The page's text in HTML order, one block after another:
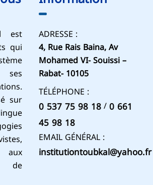
est
qui
ses
sur
de
ADRESSE :
4, Rue Rais Baina, Av
Mohamed VI- Souissi –
Rabat- 10105
TÉLÉPHONE :
0 537 75 98 18/0 661
45 98 18
EMAIL GÉNÉRAL :
institutiontoubkal@yahoo.fr